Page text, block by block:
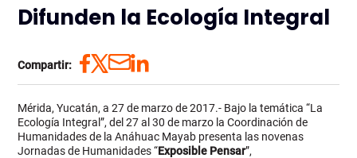
Difunden la Ecología Integral
Compartir:
Mérida, Yucatán, a 27 de marzo de 2017.- Bajo la temática “La
Ecología Integral”, del 27 al 30 de marzo la Coordinación de
Humanidades de la Anáhuac Mayab presenta las novenas
Jornadas de Humanidades “Exposible Pensar”,